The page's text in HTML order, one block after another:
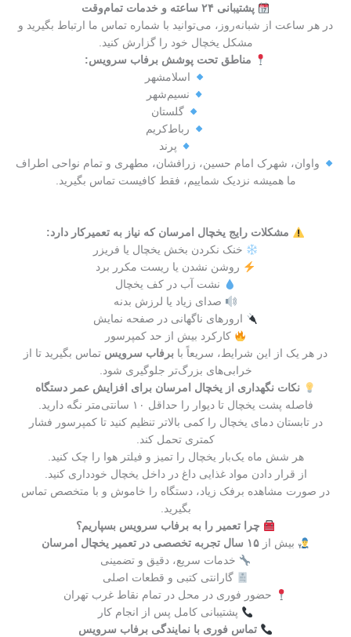
پشتیبانی ۲۴ ساعته و خدمات تمام‌وقت
در هر ساعت از شبانه‌روز، می‌توانید با شماره تماس ما ارتباط بگیرید و
مشکل یخچال خود را گزارش کنید.
مناطق تحت پوشش برفاب سرویس:
اسلامشهر
نسیم‌شهر
گلستان
رباط‌کریم
پرند
واوان، شهرک امام حسین، زرافشان، مطهری و تمام نواحی اطراف
ما همیشه نزدیک شماییم، فقط کافیست تماس بگیرید.
مشکلات رایج یخچال امرسان که نیاز به تعمیرکار دارد:
خنک نکردن بخش یخچال یا فریزر
روشن نشدن یا ریست مکرر برد
نشت آب در کف یخچال
صدای زیاد یا لرزش بدنه
ارورهای ناگهانی در صفحه نمایش
کارکرد بیش از حد کمپرسور
در هر یک از این شرایط، سریعاً با برفاب سرویس تماس بگیرید تا از
خرابی‌های بزرگ‌تر جلوگیری شود.
نکات نگهداری از یخچال امرسان برای افزایش عمر دستگاه
فاصله پشت یخچال تا دیوار را حداقل ۱۰ سانتی‌متر نگه دارید.
در تابستان دمای یخچال را کمی بالاتر تنظیم کنید تا کمپرسور فشار
کمتری تحمل کند.
هر شش ماه یک‌بار یخچال را تمیز و فیلتر هوا را چک کنید.
از قرار دادن مواد غذایی داغ در داخل یخچال خودداری کنید.
در صورت مشاهده برفک زیاد، دستگاه را خاموش و با متخصص تماس
بگیرید.
چرا تعمیر را به برفاب سرویس بسپاریم؟
بیش از۱۵ سال تجربه تخصصی در تعمیر یخچال امرسان
خدمات سریع، دقیق و تضمینی
گارانتی کتبی و قطعات اصلی
حضور فوری در محل در تمام نقاط غرب تهران
پشتیبانی کامل پس از انجام کار
تماس فوری با نمایندگی برفاب سرویس